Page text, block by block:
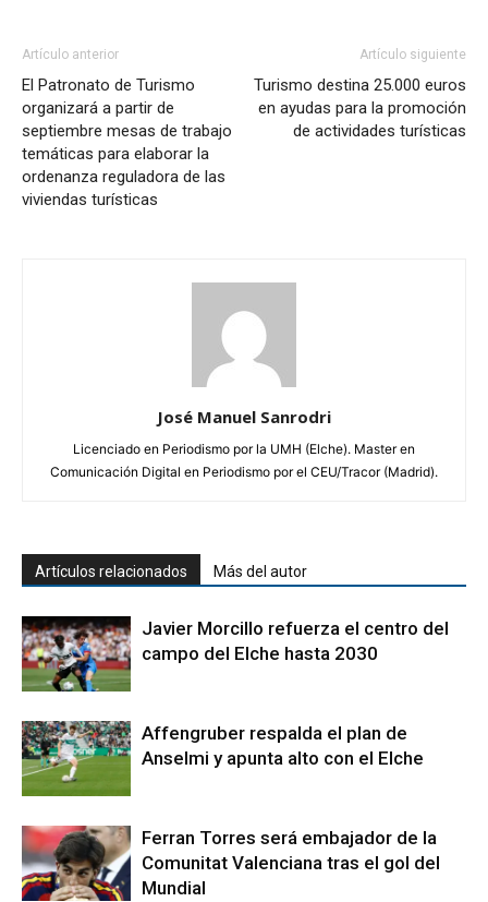
Artículo anterior
El Patronato de Turismo
organizará a partir de
septiembre mesas de trabajo
temáticas para elaborar la
ordenanza reguladora de las
viviendas turísticas
Artículo siguiente
Turismo destina 25.000 euros
en ayudas para la promoción
de actividades turísticas
José Manuel Sanrodri
Licenciado en Periodismo por la UMH (Elche). Master en
Comunicación Digital en Periodismo por el CEU/Tracor (Madrid).
Artículos relacionados Más del autor
Javier Morcillo refuerza el centro del
campo del Elche hasta 2030
Affengruber respalda el plan de
Anselmi y apunta alto con el Elche
Ferran Torres será embajador de la
Comunitat Valenciana tras el gol del
Mundial